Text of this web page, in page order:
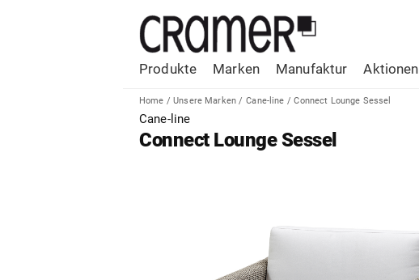
Produkte Marken Manufaktur Aktionen
Home / Unsere Marken / Cane-line / Connect Lounge Sessel
Cane-line
Connect Lounge Sessel